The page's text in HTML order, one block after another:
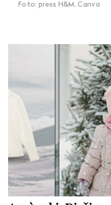
Foto: press H&M, Canva